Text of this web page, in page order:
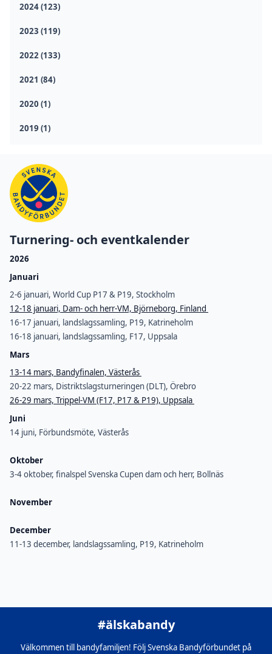
2024 (123)
2023 (119)
2022 (133)
2021 (84)
2020 (1)
2019 (1)
Turnering- och eventkalender
2026
Januari
2-6 januari, World Cup P17 & P19, Stockholm
12-18 januari, Dam- och herr-VM, Björneborg, Finland
16-17 januari, landslagssamling, P19, Katrineholm
16-18 januari, landslagssamling, F17, Uppsala
Mars
13-14 mars, Bandyfinalen, Västerås
20-22 mars, Distriktslagsturneringen (DLT), Örebro
26-29 mars, Trippel-VM (F17, P17 & P19), Uppsala
Juni
14 juni, Förbundsmöte, Västerås
Oktober
3-4 oktober, finalspel Svenska Cupen dam och herr, Bollnäs
November
December
11-13 december, landslagssamling, P19, Katrineholm
#älskabandy
Välkommen till bandyfamiljen! Följ Svenska Bandyförbundet på